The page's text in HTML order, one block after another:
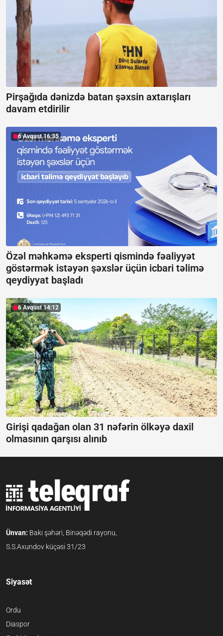
Pirşağıda dənizdə batan şəxsin axtarışları
davam etdirilir
6 Avqust 16:35
Özəl məhkəmə eksperti qismində fəaliyyət
göstərmək istəyən şəxslər üçün icbari təlimə
qeydiyyat başladı
6 Avqust 14:12
Girişi qadağan olan 31 nəfərin ölkəyə daxil
olmasının qarşısı alınıb
Ünvan: Bakı şəhəri, Binəqədi rayonu,
S.S.Axundov küçəsi 31/23
Siyasət
Ordu
Diaspor